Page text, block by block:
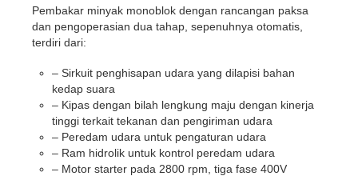
Pembakar minyak monoblok dengan rancangan paksa
dan pengoperasian dua tahap, sepenuhnya otomatis,
terdiri dari:
– Sirkuit penghisapan udara yang dilapisi bahan
kedap suara
– Kipas dengan bilah lengkung maju dengan kinerja
tinggi terkait tekanan dan pengiriman udara
– Peredam udara untuk pengaturan udara
– Ram hidrolik untuk kontrol peredam udara
– Motor starter pada 2800 rpm, tiga fase 400V